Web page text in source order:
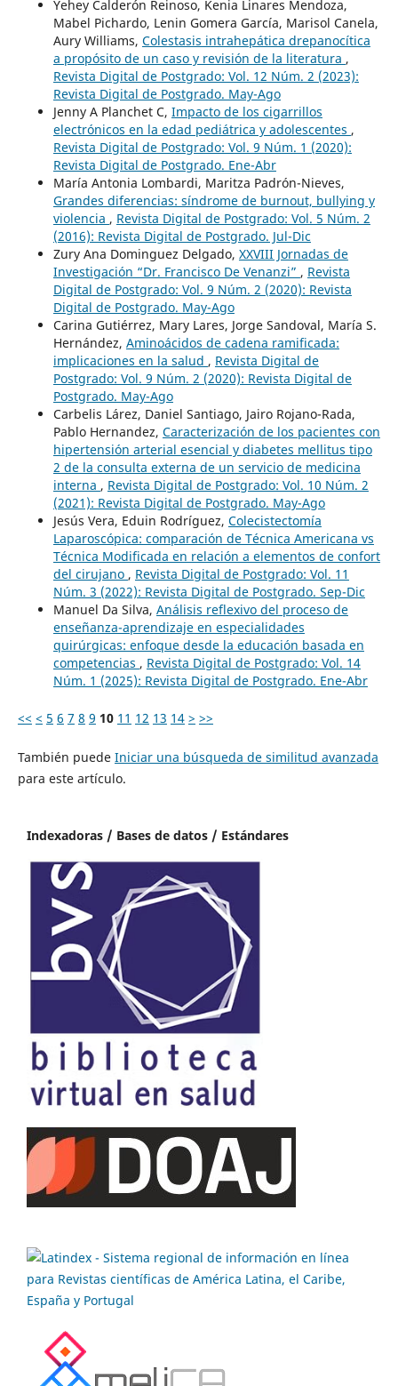
Yehey Calderón Reinoso, Kenia Linares Mendoza,
Mabel Pichardo, Lenin Gomera García, Marisol Canela,
Aury Williams, Colestasis intrahepática drepanocítica
a propósito de un caso y revisión de la literatura ,
Revista Digital de Postgrado: Vol. 12 Núm. 2 (2023):
Revista Digital de Postgrado. May-Ago
Jenny A Planchet C, Impacto de los cigarrillos
electrónicos en la edad pediátrica y adolescentes ,
Revista Digital de Postgrado: Vol. 9 Núm. 1 (2020):
Revista Digital de Postgrado. Ene-Abr
María Antonia Lombardi, Maritza Padrón-Nieves,
Grandes diferencias: síndrome de burnout, bullying y
violencia , Revista Digital de Postgrado: Vol. 5 Núm. 2
(2016): Revista Digital de Postgrado. Jul-Dic
Zury Ana Dominguez Delgado, XXVIII Jornadas de
Investigación “Dr. Francisco De Venanzi” , Revista
Digital de Postgrado: Vol. 9 Núm. 2 (2020): Revista
Digital de Postgrado. May-Ago
Carina Gutiérrez, Mary Lares, Jorge Sandoval, María S.
Hernández, Aminoácidos de cadena ramificada:
implicaciones en la salud , Revista Digital de
Postgrado: Vol. 9 Núm. 2 (2020): Revista Digital de
Postgrado. May-Ago
Carbelis Lárez, Daniel Santiago, Jairo Rojano-Rada,
Pablo Hernandez, Caracterización de los pacientes con
hipertensión arterial esencial y diabetes mellitus tipo
2 de la consulta externa de un servicio de medicina
interna , Revista Digital de Postgrado: Vol. 10 Núm. 2
(2021): Revista Digital de Postgrado. May-Ago
Jesús Vera, Eduin Rodríguez, Colecistectomía
Laparoscópica: comparación de Técnica Americana vs
Técnica Modificada en relación a elementos de confort
del cirujano , Revista Digital de Postgrado: Vol. 11
Núm. 3 (2022): Revista Digital de Postgrado. Sep-Dic
Manuel Da Silva, Análisis reflexivo del proceso de
enseñanza-aprendizaje en especialidades
quirúrgicas: enfoque desde la educación basada en
competencias , Revista Digital de Postgrado: Vol. 14
Núm. 1 (2025): Revista Digital de Postgrado. Ene-Abr
<< < 5 6 7 8 9 10 11 12 13 14 > >>
También puede Iniciar una búsqueda de similitud avanzada
para este artículo.
Indexadoras / Bases de datos / Estándares